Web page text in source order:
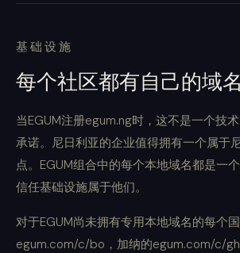
基础设施
每个社区都有自己的域名
当EGUM注册egum.ng时，这不是一个技
承诺。尼日利亚的企业值得拥有一个属于
点。EGUM组合中的每个本地域名都是一
信任基础设施属于他们。
对于EGUM尚未拥有专用本地域名的每个
egum.com/c/bo，加纳的egum.com/c/